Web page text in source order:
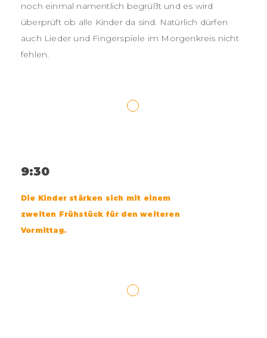
noch einmal namentlich begrüßt und es wird
überprüft ob alle Kinder da sind. Natürlich dürfen
auch Lieder und Fingerspiele im Morgenkreis nicht
fehlen.
9:30
Die Kinder stärken sich mit einem
zweiten Frühstück für den weiteren
Vormittag.